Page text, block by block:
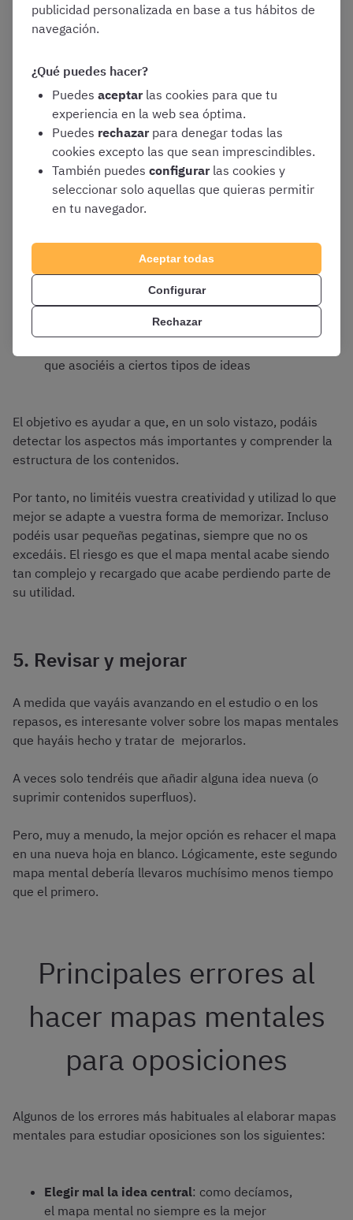
Distintos formatos de flechas: pueden ser
curvas o rectas, de trazo continuo o
distintos colores, etc. Lo importante es que
mantengáis una cierta coherencia, utilizando
un mismo formato para cada nivel jerárquico
de ideas
Recuadros o elipses : podéis enmarcar
determinados conceptos mediante
rectángulos, elipses u otras formas que te
sirvan para identificar un determinado tipo
: si os resulta útil, podéis
utilizar pequeños gráficos o dibujos que os
ayuden a memorizar. Puede ser algo tan
sencillo como un ojo para identificar
conceptos clave (o cuestiones en las que os
que asociéis a ciertos tipos de ideas
El objetivo es ayudar a que, en un solo vistazo, podáis
detectar los aspectos más importantes y comprender la
estructura de los contenidos.
Por tanto, no limitéis vuestra creatividad y utilizad lo que
mejor se adapte a vuestra forma de memorizar. Incluso
podéis usar pequeñas pegatinas, siempre que no os
excedáis. El riesgo es que el mapa mental acabe siendo
tan complejo y recargado que acabe perdiendo parte de
su utilidad.
5. Revisar y mejorar
A medida que vayáis avanzando en el estudio o en los
repasos, es interesante volver sobre los mapas mentales
que hayáis hecho y tratar de mejorarlos.
A veces solo tendréis que añadir alguna idea nueva (o
suprimir contenidos superfluos).
Pero, muy a menudo, la mejor opción es rehacer el mapa
en una nueva hoja en blanco. Lógicamente, este segundo
mapa mental debería llevaros muchísimo menos tiempo
que el primero.
Principales errores al
hacer mapas mentales
para oposiciones
Algunos de los errores más habituales al elaborar mapas
mentales para estudiar oposiciones son los siguientes:
Elegir mal la idea central: como decíamos,
el mapa mental no siempre es la mejor
publicidad personalizada en base a tus hábitos de
navegación.
¿Qué puedes hacer?
Puedes aceptar las cookies para que tu
experiencia en la web sea óptima.
Puedes rechazar para denegar todas las
cookies excepto las que sean imprescindibles.
También puedes configurar las cookies y
seleccionar solo aquellas que quieras permitir
en tu navegador.
Aceptar todas
Configurar
Rechazar